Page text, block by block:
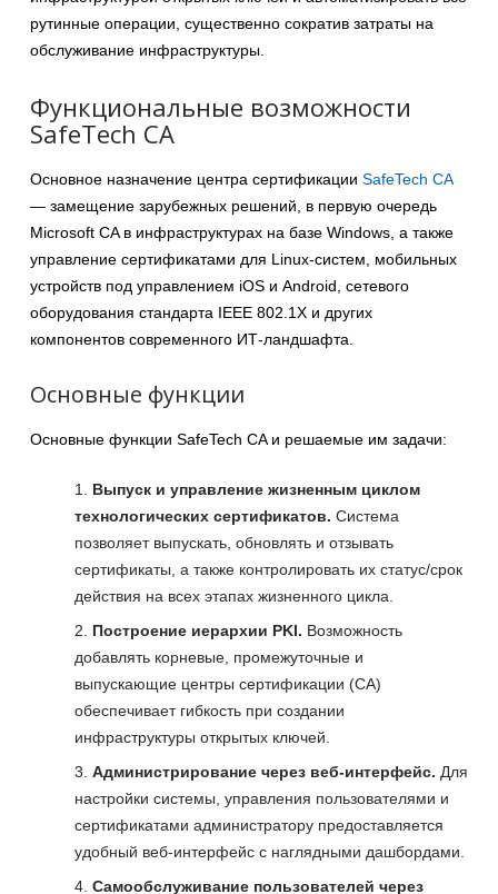
рутинные операции, существенно сократив затраты на
обслуживание инфраструктуры.
Функциональные возможности
SafeTech CA
Основное назначение центра сертификации SafeTech CA
— замещение зарубежных решений, в первую очередь
Microsoft CA в инфраструктурах на базе Windows, а также
управление сертификатами для Linux-систем, мобильных
устройств под управлением iOS и Android, сетевого
оборудования стандарта IEEE 802.1X и других
компонентов современного ИТ-ландшафта.
Основные функции
Основные функции SafeTech CA и решаемые им задачи:
Выпуск и управление жизненным циклом
технологических сертификатов. Система
позволяет выпускать, обновлять и отзывать
сертификаты, а также контролировать их статус/срок
действия на всех этапах жизненного цикла.
Построение иерархии PKI. Возможность
добавлять корневые, промежуточные и
выпускающие центры сертификации (CA)
обеспечивает гибкость при создании
инфраструктуры открытых ключей.
Администрирование через веб-интерфейс. Для
настройки системы, управления пользователями и
сертификатами администратору предоставляется
удобный веб-интерфейс с наглядными дашбордами.
Самообслуживание пользователей через